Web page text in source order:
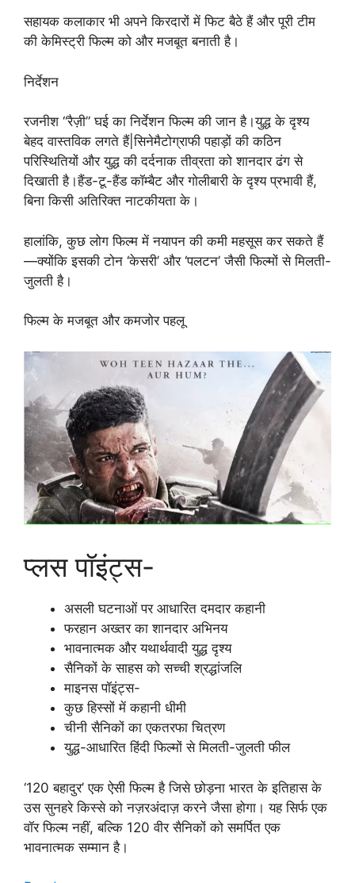
सहायक कलाकार भी अपने किरदारों में फिट बैठे हैं और पूरी टीम
की केमिस्ट्री फिल्म को और मजबूत बनाती है।
निर्देशन
रजनीश “रैज़ी” घई का निर्देशन फिल्म की जान है।युद्ध के दृश्य
बेहद वास्तविक लगते हैं|सिनेमैटोग्राफी पहाड़ों की कठिन
परिस्थितियों और युद्ध की दर्दनाक तीव्रता को शानदार ढंग से
दिखाती है।हैंड-टू-हैंड कॉम्बैट और गोलीबारी के दृश्य प्रभावी हैं,
बिना किसी अतिरिक्त नाटकीयता के।
हालांकि, कुछ लोग फिल्म में नयापन की कमी महसूस कर सकते हैं
—क्योंकि इसकी टोन ‘केसरी’ और ‘पलटन’ जैसी फिल्मों से मिलती-
जुलती है।
फिल्म के मजबूत और कमजोर पहलू
प्लस पॉइंट्स-
असली घटनाओं पर आधारित दमदार कहानी
फरहान अख्तर का शानदार अभिनय
भावनात्मक और यथार्थवादी युद्ध दृश्य
सैनिकों के साहस को सच्ची श्रद्धांजलि
माइनस पॉइंट्स-
कुछ हिस्सों में कहानी धीमी
चीनी सैनिकों का एकतरफा चित्रण
युद्ध-आधारित हिंदी फिल्मों से मिलती-जुलती फील
‘120 बहादुर’ एक ऐसी फिल्म है जिसे छोड़ना भारत के इतिहास के
उस सुनहरे किस्से को नज़रअंदाज़ करने जैसा होगा। यह सिर्फ एक
वॉर फिल्म नहीं, बल्कि 120 वीर सैनिकों को समर्पित एक
भावनात्मक सम्मान है।